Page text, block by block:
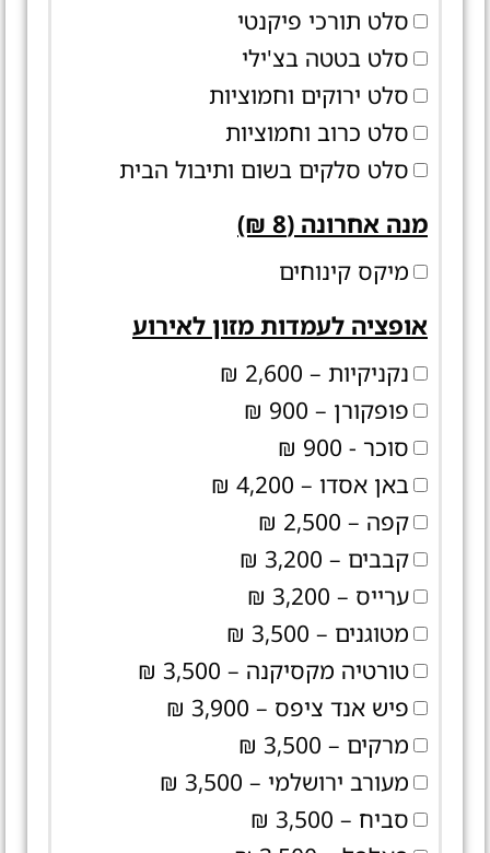
סלט תורכי פיקנטי
סלט בטטה בצ'ילי
סלט ירוקים וחמוציות
סלט כרוב וחמוציות
סלט סלקים בשום ותיבול הבית
מנה אחרונה (8 ₪)
מיקס קינוחים
אופציה לעמדות מזון לאירוע
נקניקיות – 2,600 ₪
פופקורן – 900 ₪
סוכר - 900 ₪
באן אסדו – 4,200 ₪
קפה – 2,500 ₪
קבבים – 3,200 ₪
ערייס – 3,200 ₪
מטוגנים – 3,500 ₪
טורטיה מקסיקנה – 3,500 ₪
פיש אנד ציפס – 3,900 ₪
מרקים – 3,500 ₪
מעורב ירושלמי – 3,500 ₪
סביח – 3,500 ₪